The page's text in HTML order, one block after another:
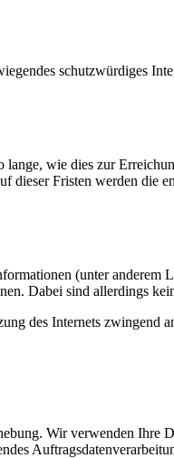
schutzwürdiges
lange, wie dies zur
Fristen werden die
(unter anderem
Dabei sind allerdings
des Internets zwingend
Wir verwenden Ihre